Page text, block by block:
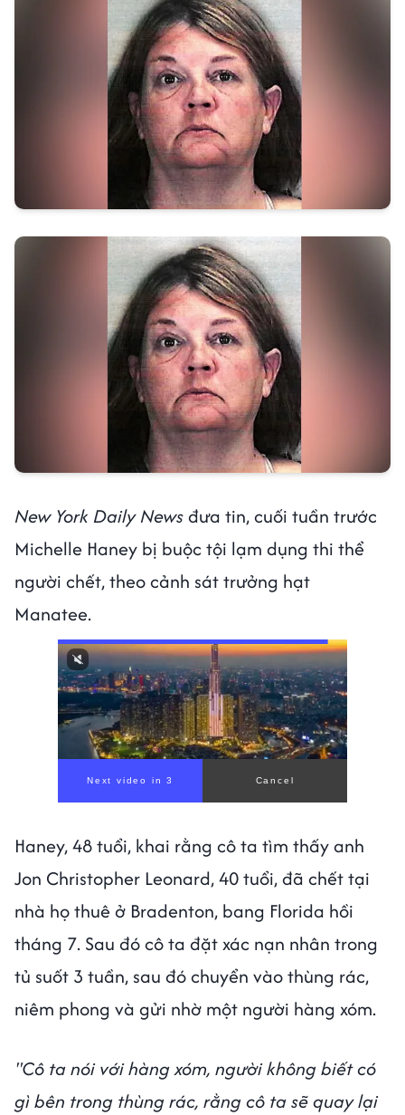
New York Daily Newsđưa tin, cuối tuần trước
Michelle Haney bị buộc tội lạm dụng thi thể
người chết, theo cảnh sát trưởng hạt
Manatee.
Next video in 1 Cancel
Haney, 48 tuổi, khai rằng cô ta tìm thấy anh
Jon Christopher Leonard, 40 tuổi, đã chết tại
nhà họ thuê ở Bradenton, bang Florida hồi
tháng 7. Sau đó cô ta đặt xác nạn nhân trong
tủ suốt 3 tuần, sau đó chuyển vào thùng rác,
niêm phong và gửi nhờ một người hàng xóm.
"Cô ta nói với hàng xóm, người không biết có
gì bên trong thùng rác, rằng cô ta sẽ quay lại